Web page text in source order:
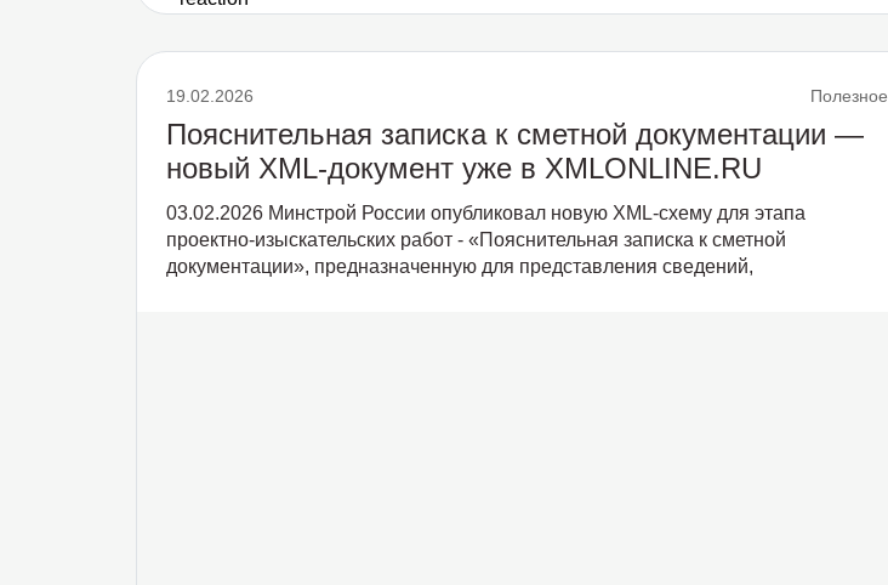
19.02.2026 Полезное
Пояснительная записка к сметной документации —
новый XML-документ уже в XMLONLINE.RU
03.02.2026 Минстрой России опубликовал новую XML-схему для этапа
проектно-изыскательских работ - «Пояснительная записка к сметной
документации», предназначенную для представления сведений,